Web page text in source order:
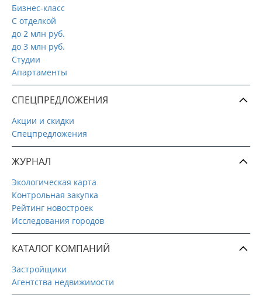
Бизнес-класс
С отделкой
до 2 млн руб.
до 3 млн руб.
Студии
Апартаменты
СПЕЦПРЕДЛОЖЕНИЯ
Акции и скидки
Спецпредложения
ЖУРНАЛ
Экологическая карта
Контрольная закупка
Рейтинг новостроек
Исследования городов
КАТАЛОГ КОМПАНИЙ
Застройщики
Агентства недвижимости